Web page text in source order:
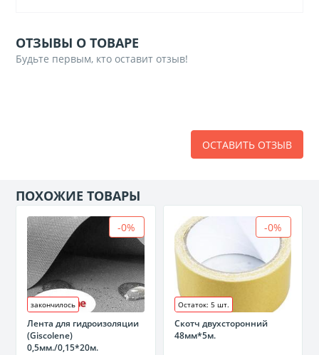
ОТЗЫВЫ О ТОВАРЕ
Будьте первым, кто оставит отзыв!
ОСТАВИТЬ ОТЗЫВ
ПОХОЖИЕ ТОВАРЫ
-0%
закончилось
Лента для гидроизоляции
(Giscolene)
0,5мм./0,15*20м.
-0%
Остаток: 5 шт.
Скотч двухсторонний
48мм*5м.